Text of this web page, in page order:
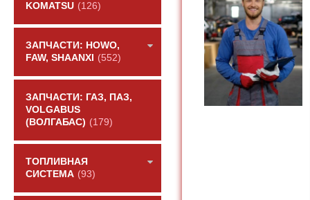
KOMATSU (126)
ЗАПЧАСТИ: HOWO,
FAW, SHAANXI
(552)
ЗАПЧАСТИ: ГАЗ, ПАЗ,
VOLGABUS
(ВОЛГАБАС) (179)
ТОПЛИВНАЯ
СИСТЕМА (93)